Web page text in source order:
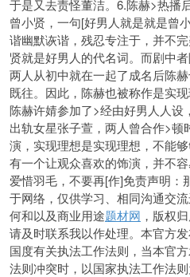
于是又去责怪董洁。6.陈赫>热播
曾小贤，一句[好男人就是就是曾
谐幽默诙谐，残忍专注于，并不
贤就是好男人的代名词。而剧中
两人从初中就在一起了成名后陈
既往。因此，陈赫也被称作是实
陈赫许婧参加了>经由好男人人设
出轨女星张子萱，两人曾合作>顿
演，实现理想是实现理想，不能
有一个让观众喜欢的饰演，并不
爱惜羽毛，不要再[作]免责声明：
于网络，仅供学习、相同沟通交
何和以及商业用途题材网 ，版权
请及时联系我以作处理。本官方
国度有关执法工作法则，当本官
法则冲突时，以国家执法工作法则